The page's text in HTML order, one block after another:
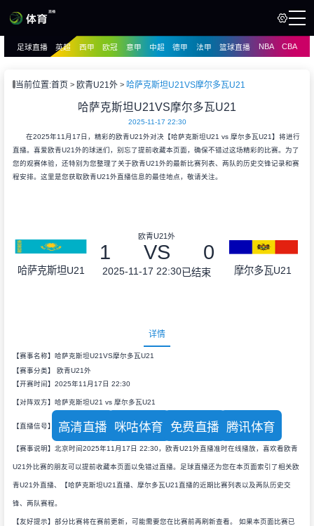
播
足球直播 英超 西甲 欧冠 意甲 中超 德甲 法甲 篮球直播 NBA CBA
当前位置:首页 欧青U21外 哈萨克斯坦U21VS摩尔多瓦U21
哈萨克斯坦U21VS摩尔多瓦U21
2025-11-17 22:30
在2025年11月17日，精彩的欧青U21外对决【哈萨克斯坦U21 vs 摩尔多瓦U21】将进行
直播。喜爱欧青U21外的球迷们，别忘了提前收藏本页面，确保不错过这场精彩的比赛。为了
您的观赛体验，还特别为您整理了关于欧青U21外的最新比赛列表、两队的历史交锋记录和赛
程安排。这里是您获取欧青U21外直播信息的最佳地点，敬请关注。
哈萨克斯坦U21
欧青U21外
1 VS 0
2025-11-17 22:30已结束 摩尔多瓦U21
详情
【赛事名称】哈萨克斯坦U21VS摩尔多瓦U21
【赛事分类】 欧青U21外
【开赛时间】2025年11月17日 22:30
【对阵双方】哈萨克斯坦U21 vs 摩尔多瓦U21
【直播信号】 高清直播 咪咕体育 免费直播 腾讯体育
【赛事说明】北京时间2025年11月17日 22:30，欧青U21外直播准时在线播放，喜欢看欧青
U21外比赛的朋友可以提前收藏本页面以免错过直播。足球直播还为您在本页面索引了相关欧
青U21外直播、【哈萨克斯坦U21直播、摩尔多瓦U21直播的近期比赛列表以及两队历史交
锋、两队赛程。
【友好提示】部分比赛将在赛前更新，可能需要您在比赛前再刷新查看。 如果本页面比赛已